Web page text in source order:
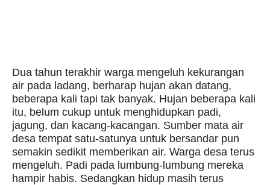
Dua tahun terakhir warga mengeluh kekurangan
air pada ladang, berharap hujan akan datang,
beberapa kali tapi tak banyak. Hujan beberapa kali
itu, belum cukup untuk menghidupkan padi,
jagung, dan kacang-kacangan. Sumber mata air
desa tempat satu-satunya untuk bersandar pun
semakin sedikit memberikan air. Warga desa terus
mengeluh. Padi pada lumbung-lumbung mereka
hampir habis. Sedangkan hidup masih terus